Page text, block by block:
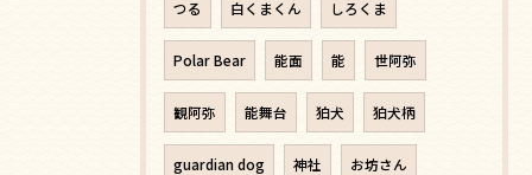
つる 白くまくん しろくま
Polar Bear 能面 能 世阿弥
観阿弥 能舞台 狛犬 狛犬柄
guardian dog 神社 お坊さん